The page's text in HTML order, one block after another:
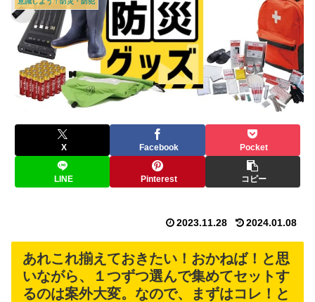
X Facebook Pocket
LINE Pinterest コピー
2023.11.28 2024.01.08
あれこれ揃えておきたい！おかねば！と思
いながら、１つずつ選んで集めてセットす
るのは案外大変。なので、まずはコレ！と